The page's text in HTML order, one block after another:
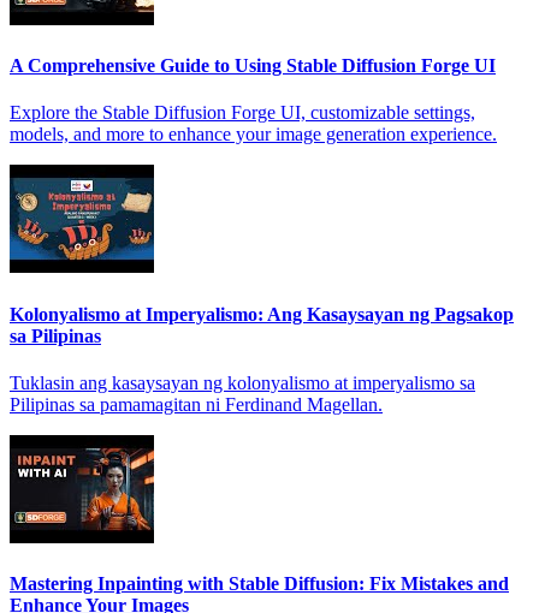
A Comprehensive Guide to Using Stable Diffusion Forge UI
Explore the Stable Diffusion Forge UI, customizable settings,
models, and more to enhance your image generation experience.
Kolonyalismo at Imperyalismo: Ang Kasaysayan ng Pagsakop
sa Pilipinas
Tuklasin ang kasaysayan ng kolonyalismo at imperyalismo sa
Pilipinas sa pamamagitan ni Ferdinand Magellan.
Mastering Inpainting with Stable Diffusion: Fix Mistakes and
Enhance Your Images